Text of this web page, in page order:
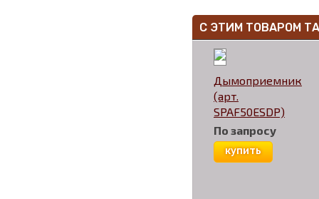
С ЭТИМ ТОВАРОМ
Дымоприемник
(арт.
SPAF50ESDP)
По запросу
купить